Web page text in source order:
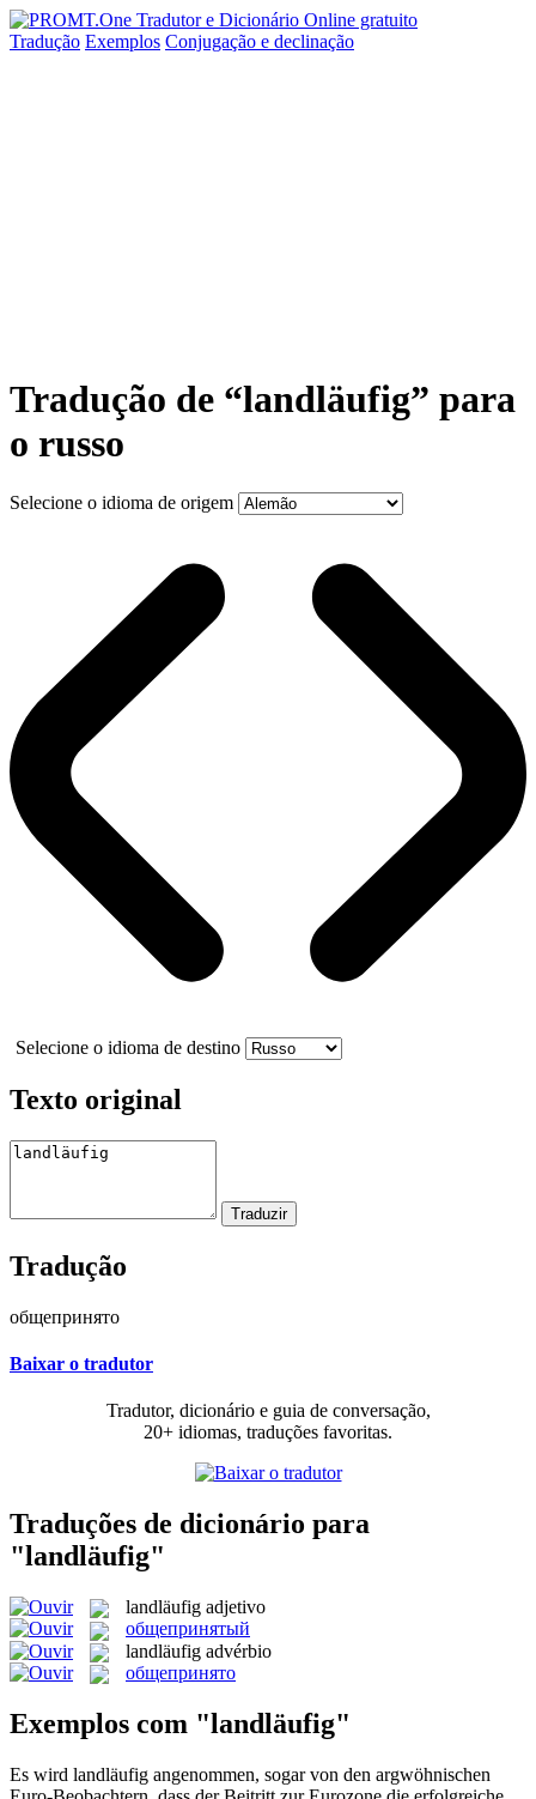
Tradução Exemplos Conjugação e declinação
Tradução de “landläufig” para
o russo
Selecione o idioma de origem
Selecione o idioma de destino
Texto original
Tradução
общепринято
Baixar o tradutor
Tradutor, dicionário e guia de conversação,
20+ idiomas, traduções favoritas.
Traduções de dicionário para
"landläufig"
landläufig adjetivo
общепринятый
landläufig advérbio
общепринято
Exemplos com "landläufig"
Es wird landläufig angenommen, sogar von den argwöhnischen